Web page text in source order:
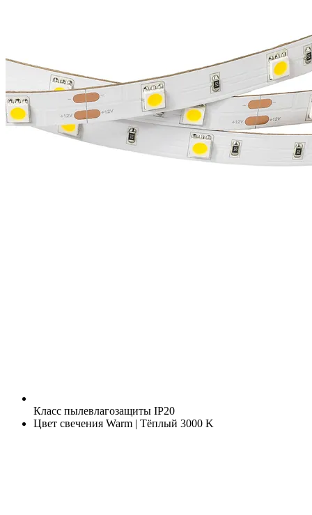
Класс пылевлагозащиты IP20
Цвет свечения Warm | Тёплый 3000 K